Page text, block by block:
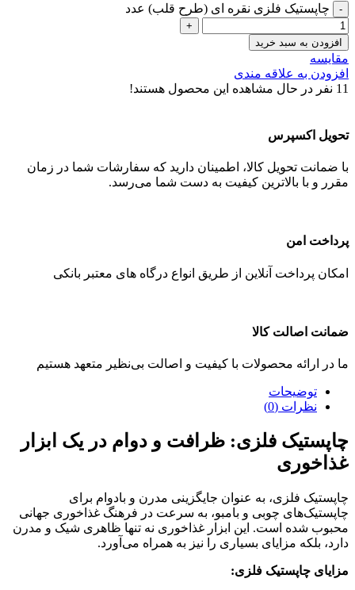
چاپستیک فلزی نقره ای (طرح قلب) عدد
افزودن به سبد خرید
مقایسه
افزودن به علاقه مندی
11 نفر در حال مشاهده این محصول هستند!
تحویل اکسپرس
با ضمانت تحویل کالا، اطمینان دارید که سفارشات شما در زمان
مقرر و با بالاترین کیفیت به دست شما می‌رسد.
پرداخت امن
امکان پرداخت آنلاین از طریق انواع درگاه های معتبر بانکی
ضمانت اصالت کالا
ما در ارائه محصولات با کیفیت و اصالت بی‌نظیر متعهد هستیم
توضیحات
نظرات (0)
چاپستیک فلزی: ظرافت و دوام در یک ابزار
غذاخوری
چاپستیک فلزی، به عنوان جایگزینی مدرن و بادوام برای
چاپستیک‌های چوبی و بامبو، به سرعت در فرهنگ غذاخوری جهانی
محبوب شده است. این ابزار غذاخوری نه تنها ظاهری شیک و مدرن
دارد، بلکه مزایای بسیاری را نیز به همراه می‌آورد.
مزایای چاپستیک فلزی: